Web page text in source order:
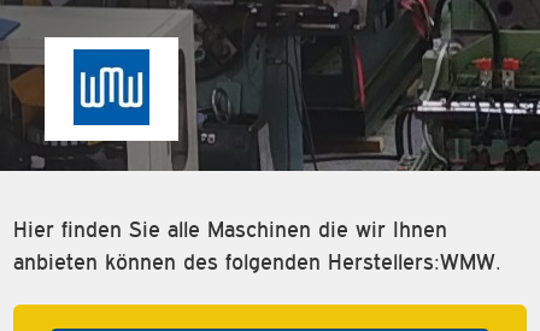
Hier finden Sie alle Maschinen die wir Ihnen
anbieten können des folgenden Herstellers:WMW.